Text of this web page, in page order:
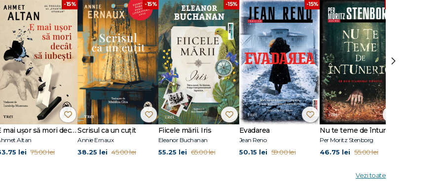
este blândă și emoționantă. Perfectă pentru cititul de seară.
-15%
E mai ușor să mori decât să iubești (seria Cvartetul Otoman, vol.3)
Altan
lei 75.00 lei
-15%
Scrisul ca un cuțit
Annie Ernaux
38.25 lei 45.00 lei
-15%
Fiicele mării. Iris
Eleanor Buchanan
55.25 lei 65.00 lei
-15%
Evadarea
Jean Reno
50.15 lei 59.00 lei
Nu te teme de întuneric
Per Moritz Stenborg
46.75 lei 55.00 lei
›
Vezi toate